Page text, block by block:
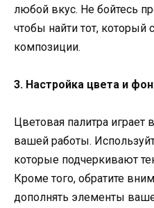
любой вкус. Не бойтесь
чтобы найти тот, который
композиции.
3. Настройка цвета и
Цветовая палитра
вашей работы.
которые подчеркивают
Кроме того, обратите
дополнять элементы